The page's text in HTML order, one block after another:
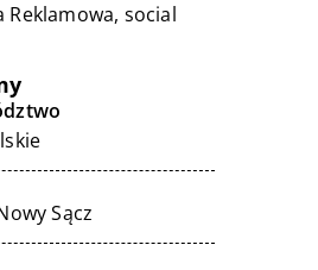
Reklamowa, social
Sącz